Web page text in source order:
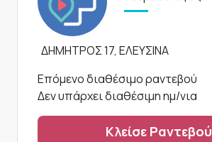
ΔΗΜΗΤΡΟΣ 17, ΕΛΕΥΣΙΝΑ
Επόμενο διαθέσιμο ραντεβού
Δεν υπάρχει διαθέσιμη ημ/νια
Κλείσε Ραντεβού